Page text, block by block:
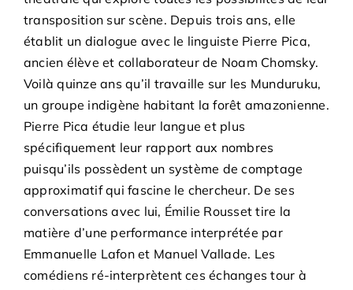
transposition sur scène. Depuis trois ans, elle
établit un dialogue avec le linguiste Pierre Pica,
ancien élève et collaborateur de Noam Chomsky.
Voilà quinze ans qu’il travaille sur les Munduruku,
un groupe indigène habitant la forêt amazonienne.
Pierre Pica étudie leur langue et plus
spécifiquement leur rapport aux nombres
puisqu’ils possèdent un système de comptage
approximatif qui fascine le chercheur. De ses
conversations avec lui, Émilie Rousset tire la
matière d’une performance interprétée par
Emmanuelle Lafon et Manuel Vallade. Les
comédiens ré-interprètent ces échanges tour à